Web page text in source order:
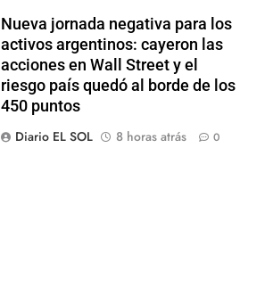
Nueva jornada negativa para los
activos argentinos: cayeron las
acciones en Wall Street y el
riesgo país quedó al borde de los
450 puntos
Diario EL SOL
8 horas atrás 0